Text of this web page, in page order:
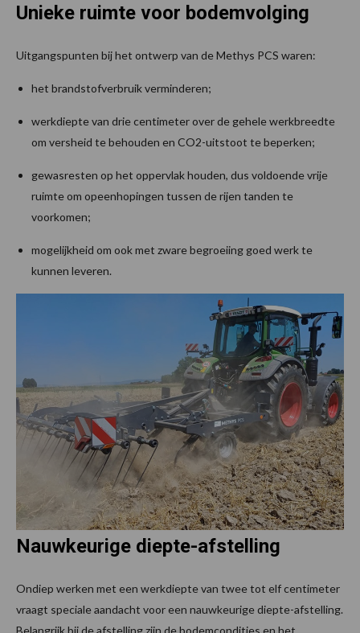
Unieke ruimte voor bodemvolging
Uitgangspunten bij het ontwerp van de Methys PCS waren:
het brandstofverbruik verminderen;
werkdiepte van drie centimeter over de gehele werkbreedte
om versheid te behouden en CO2-uitstoot te beperken;
gewasresten op het oppervlak houden, dus voldoende vrije
ruimte om opeenhopingen tussen de rijen tanden te
voorkomen;
mogelijkheid om ook met zware begroeiing goed werk te
kunnen leveren.
Nauwkeurige diepte-afstelling
Ondiep werken met een werkdiepte van twee tot elf centimeter
vraagt speciale aandacht voor een nauwkeurige diepte-afstelling.